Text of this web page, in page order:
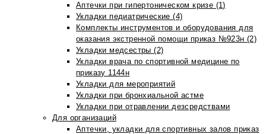
Аптечки при гипертоническом кризе (1)
Укладки педиатрические (4)
Комплекты инструментов и оборудования для
оказания экстренной помощи приказ №923н (2)
Укладки медсестры (2)
Укладки врача по спортивной медицине по
приказу 1144н
Укладки для мероприятий
Укладки при бронхиальной астме
Укладки при отравлении дезсредствами
Для организаций
Аптечки, укладки для спортивных залов приказ